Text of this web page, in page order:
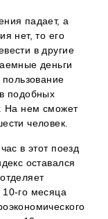
падает, а
нет, то его
в другие
деньги
подобных
На нем сможет
человек.
в этот поезд
оставался
го месяца